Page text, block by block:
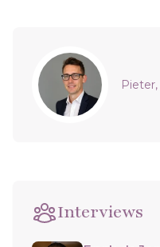
Sidebar
Interviews